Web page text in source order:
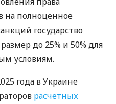
на полноценное
государство
до 25% и 50% для
условиям.
года в Украине
расчетных